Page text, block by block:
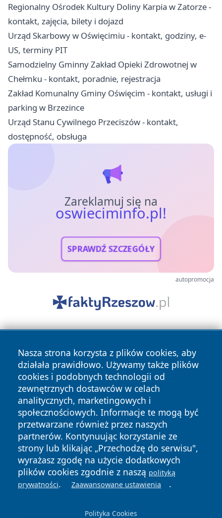
Regionalny Ośrodek Kultury Doliny Karpia w Zatorze -
kontakt, zajęcia, bilety i dojazd
Urząd Skarbowy w Oświęcimiu - kontakt, godziny, e-
US, terminy PIT
Samodzielny Gminny Zakład Opieki Zdrowotnej w
Chełmku - kontakt, poradnie, rejestracja
Zakład Komunalny Gminy Oświęcim - kontakt, usługi i
parking w Brzezince
Urząd Stanu Cywilnego Przeciszów - kontakt,
dostępność, obsługa
Zareklamuj się na
oswieciminfo.pl!
SPRAWDŹ SZCZEGÓŁY
autopromocja
Nasza strona korzysta z plików cookies, aby
działała prawidłowo. Używamy także plików
cookies i podobnych technologii od
zewnętrznych dostawców w celach
analitycznych, marketingowych i
społecznościowych. Informacje te mogą być
przetwarzane również przez naszych
partnerów. Kontynuując korzystanie ze
strony lub klikając „Przechodzę do serwisu",
wyrażasz zgodę na użycie dodatkowych
plików cookies zgodnie z naszą polityką
prywatności. Zaawansowane ustawienia .
Polityka Cookies
Copyright © 2026 oswieciminfo.pl Wszystkie prawa
zastrzeżone.
News Autorzy
Polityka
Prywatności
Polityka
Cookies